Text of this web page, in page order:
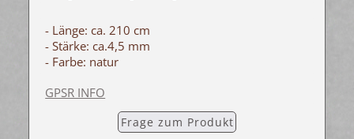
- Länge: ca. 210 cm
- Stärke: ca.4,5 mm
- Farbe: natur
GPSR INFO
Frage zum Produkt